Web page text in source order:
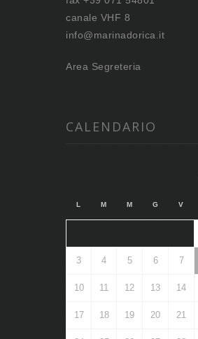
canale VHF 8
info@marinadorica.it
Area Segreteria
CALENDARIO
L M M G V
3 4 5 6 7
10 11 12 13 14
17 18 19 20 21